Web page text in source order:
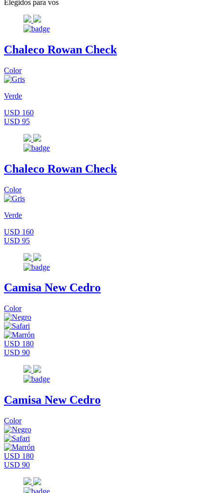
Elegidos para vos
Chaleco Rowan Check
Color
Verde
USD 160
USD 95
Chaleco Rowan Check
Color
Verde
USD 160
USD 95
Camisa New Cedro
Color
USD 180
USD 90
Camisa New Cedro
Color
USD 180
USD 90